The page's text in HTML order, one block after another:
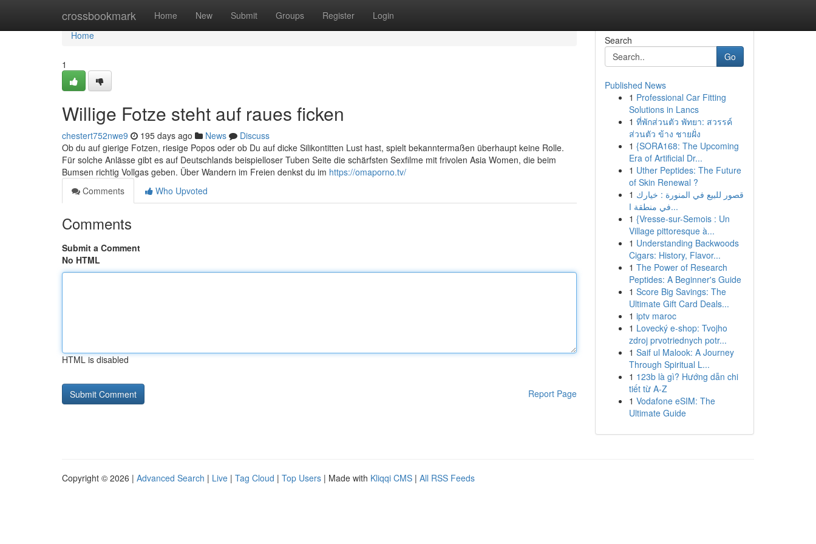
crossbookmark Home New Submit Groups Register Login
Home
Home
1
Willige Fotze steht auf raues ficken
chestert752nwe9 195 days ago News
Discuss
Ob du auf gierige Fotzen, riesige Popos oder ob Du auf dicke Silikontitten Lust hast, spielt bekanntermaßen überhaupt keine Rolle.
Für solche Anlässe gibt es auf Deutschlands beispielloser Tuben Seite die schärfsten Sexfilme mit frivolen Asia Women, die beim
Bumsen richtig Vollgas geben. Über Wandern im Freien denkst du im https://omaporno.tv/
Comments
Who Upvoted
Comments
Submit a Comment
No HTML
HTML is disabled
Report Page
Search
Go
Published News
1 Professional Car Fitting
Solutions in Lancs
1 ที่พักส่วนตัว พัทยา: สวรรค์
ส่วนตัว ข้าง ชายฝั่ง
1 {SORA168: The Upcoming
Era of Artificial Dr...
1 Uther Peptides: The Future
of Skin Renewal ?
1 قصور للبيع في المنورة : خيارك
في منطقة ا...
1 {Vresse-sur-Semois : Un
Village pittoresque à...
1 Understanding Backwoods
Cigars: History, Flavor...
1 The Power of Research
Peptides: A Beginner's Guide
1 Score Big Savings: The
Ultimate Gift Card Deals...
1 iptv maroc
1 Lovecký e-shop: Tvojho
zdroj prvotriednych potr...
1 Saif ul Malook: A Journey
Through Spiritual L...
1 123b là gì? Hướng dẫn chi
tiết từ A-Z
1 Vodafone eSIM: The
Ultimate Guide
Copyright © 2026 | Advanced Search | Live | Tag Cloud | Top Users | Made with Kliqqi CMS | All RSS Feeds